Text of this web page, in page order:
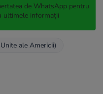
de WhatsApp pentru
ultimele informații
ale Americii)